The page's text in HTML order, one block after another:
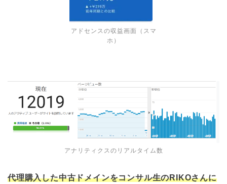
アドセンスの収益画面（スマ
ホ）
アナリティクスのリアルタイム数
代理購入した中古ドメインをコンサル生のRIKOさんに